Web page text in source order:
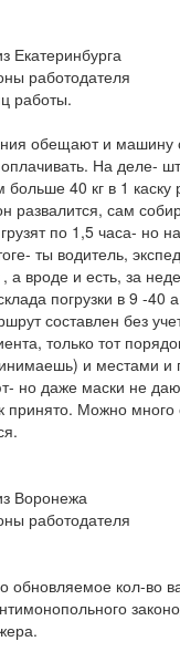
Екатеринбурга
работодателя
работы.
обещают и машину
На деле-
40 кг в 1
развалится, сам
по 1,5 часа- но
ты водитель,
а вроде и есть, за
погрузки в 9 -
составлен без
только тот
и местами и
но даже маски не
принято. Можно
Воронежа
работодателя
обновляемое кол-во